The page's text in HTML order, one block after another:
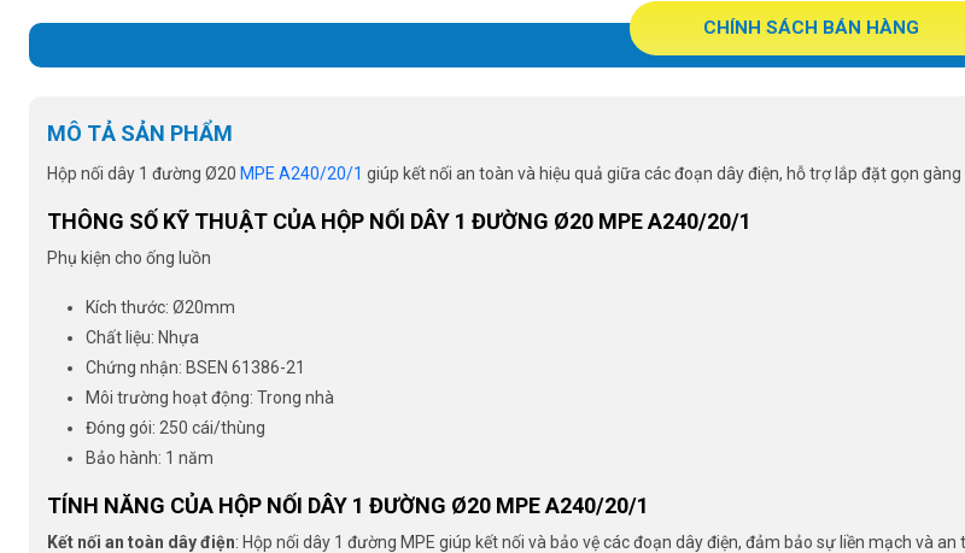
CHÍNH SÁCH BÁN HÀNG
MÔ TẢ SẢN PHẨM
Hộp nối dây 1 đường Ø20 MPE A240/20/1 giúp kết nối an toàn và hiệu quả giữa các đoạn dây điện, hỗ trợ lắp đặt gọn gàng
THÔNG SỐ KỸ THUẬT CỦA HỘP NỐI DÂY 1 ĐƯỜNG Ø20 MPE A240/20/1
Phụ kiện cho ống luồn
Kích thước: Ø20mm
Chất liệu: Nhựa
Chứng nhận: BSEN 61386-21
Môi trường hoạt động: Trong nhà
Đóng gói: 250 cái/thùng
Bảo hành: 1 năm
TÍNH NĂNG CỦA HỘP NỐI DÂY 1 ĐƯỜNG Ø20 MPE A240/20/1
Kết nối an toàn dây điện: Hộp nối dây 1 đường MPE giúp kết nối và bảo vệ các đoạn dây điện, đảm bảo sự liền mạch và